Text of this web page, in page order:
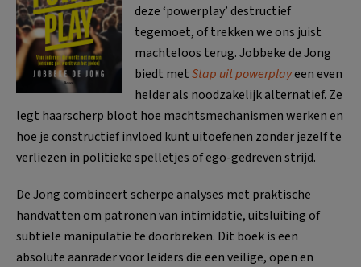
deze ‘powerplay’ destructief
tegemoet, of trekken we ons juist
machteloos terug. Jobbeke de Jong
biedt metStap uit powerplayeen even
helder als noodzakelijk alternatief. Ze
legt haarscherp bloot hoe machtsmechanismen werken en
hoe je constructief invloed kunt uitoefenen zonder jezelf te
verliezen in politieke spelletjes of ego-gedreven strijd.
De Jong combineert scherpe analyses met praktische
handvatten om patronen van intimidatie, uitsluiting of
subtiele manipulatie te doorbreken. Dit boek is een
absolute aanrader voor leiders die een veilige, open en